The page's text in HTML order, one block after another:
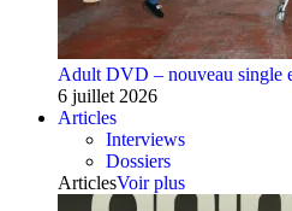
Adult DVD – nouveau single
6 juillet 2026
Articles
Interviews
Dossiers
ArticlesVoir plus